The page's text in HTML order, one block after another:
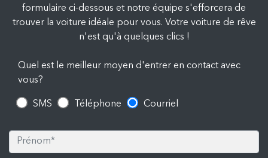
formulaire ci-dessous et notre équipe s'efforcera de
trouver la voiture idéale pour vous. Votre voiture de rêve
n'est qu'à quelques clics !
Quel est le meilleur moyen d'entrer en contact avec
vous?
SMS Téléphone Courriel